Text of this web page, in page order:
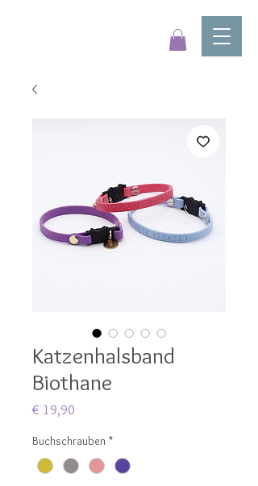
Katzenhalsband
Biothane
€ 19,90
Buchschrauben *